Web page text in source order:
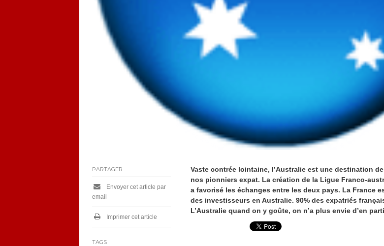
Vaste contrée lointaine, l’Australie est une destination
nos pionniers expat. La création de la Ligue Franco-
a favorisé les échanges entre les deux pays. La France
des investisseurs en Australie. 90% des expatriés
L’Australie quand on y goûte, on n’a plus envie d’en
PARTAGER
Envoyer cet article par
email
Imprimer cet article
TAGS